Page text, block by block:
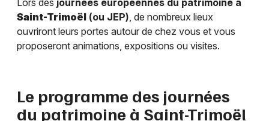
Lors des journées européennes du patrimoine à
Saint-Trimoël (ou JEP), de nombreux lieux
ouvriront leurs portes autour de chez vous et vous
proposeront animations, expositions ou visites.
Le programme des journées
du patrimoine à Saint-Trimoël